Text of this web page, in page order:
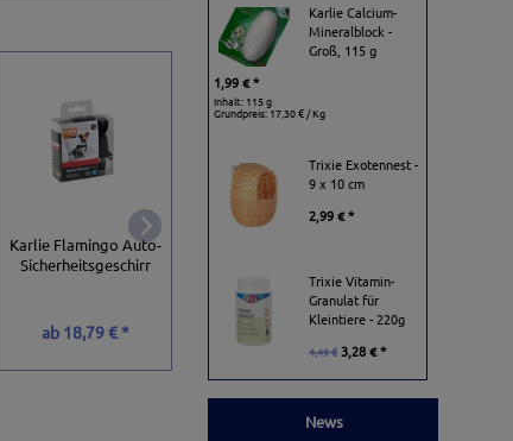
Karlie Flamingo Auto-
Sicherheitsgeschirr
ab 18,79 € *
Karlie Flamingo
18,95 € *
Karlie Calcium-
Mineralblock -
Groß, 115 g
1,99 € *
Inhalt: 115 g
Grundpreis:17,30 € / Kg
Trixie Exotennest -
9 x 10 cm
2,99 € *
Trixie Vitamin-
Granulat für
Kleintiere - 220g
4,49 € 3,28 € *
News